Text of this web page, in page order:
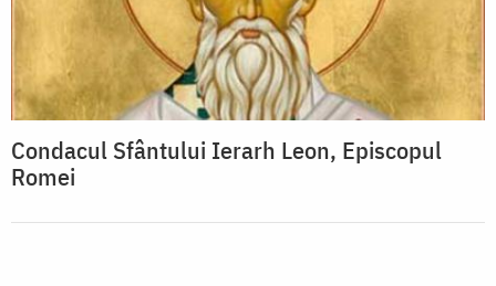
Condacul Sfântului Ierarh Leon, Episcopul
Romei